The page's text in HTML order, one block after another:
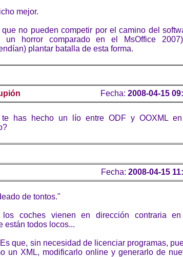
mejor.
no pueden competir por el camino del
un horror comparado en el MsOffice
plantar batalla de esta forma.
Fecha: 2008-04-15
te has hecho un lío entre ODF y OOXML
Fecha: 2008-04-15
de tontos."
los coches vienen en dirección contraria
están todos locos...
que, sin necesidad de licenciar programas,
un XML, modificarlo online y generarlo de